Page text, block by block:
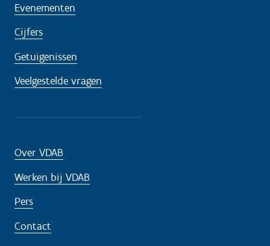
Evenementen
Cijfers
Getuigenissen
Veelgestelde vragen
Over VDAB
Werken bij VDAB
Pers
Contact